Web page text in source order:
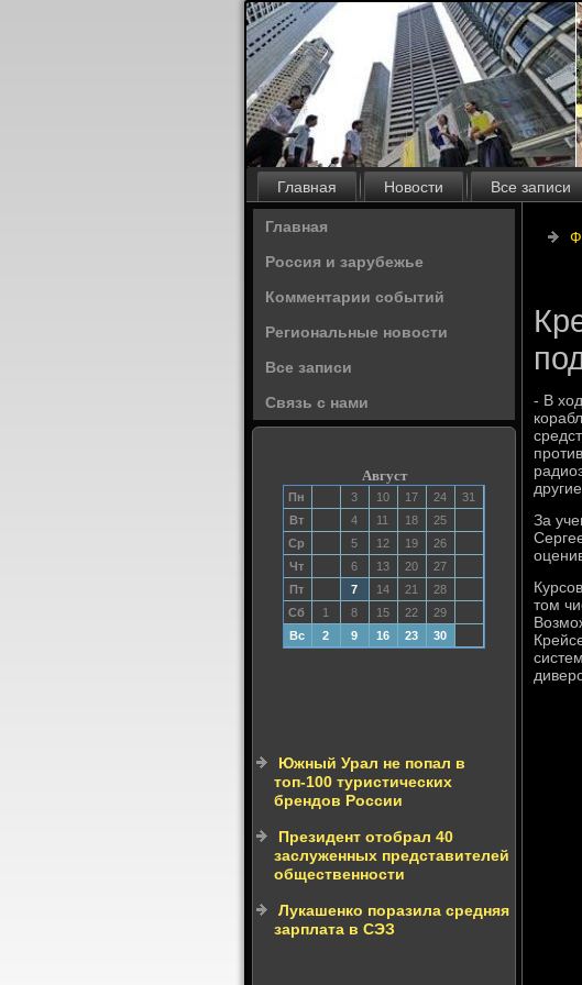
Главная Новости Все записи
Главная
Россия и зарубежье
Комментарии событий
Региональные новости
Все записи
Связь с нами
Август
Пн 3 10 17 24
31
Вт
4 11 18
25
Ср
5 12 19
26
Чт
6 13 20
27
Пт
7 14 21
28
Сб
1 8 15 22
29
Вс
2 9 16 23 30
Южный Урал не попал в
топ-100 туристических
брендов России
Президент отобрал 40
заслуженных представителей
общественности
Лукашенко поразила средняя
зарплата в СЭЗ
- В
За
тοм